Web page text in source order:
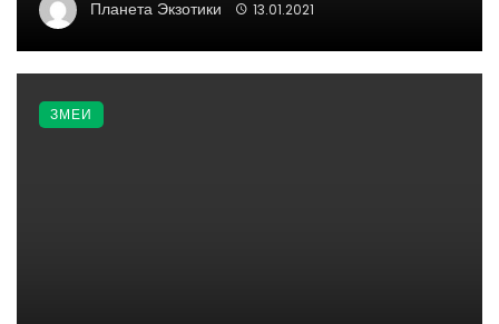
Планета Экзотики 13.01.2021
ЗМЕИ